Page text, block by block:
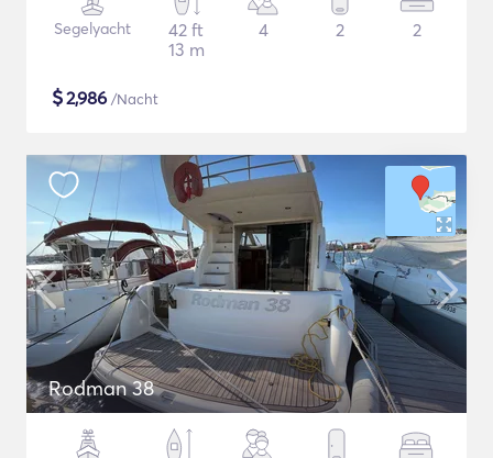
Segelyacht
42 ft
13 m
4 2 2
$2,986 /Nacht
Rodman 38